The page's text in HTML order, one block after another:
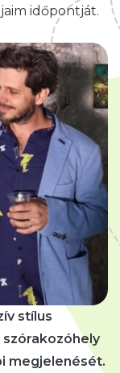
időpontját.
stílus
megjelenését.